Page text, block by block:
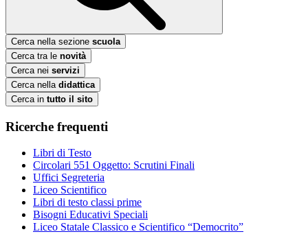
Cerca nella sezione scuola
Cerca tra le novità
Cerca nei servizi
Cerca nella didattica
Cerca in tutto il sito
Ricerche frequenti
Libri di Testo
Circolari 551 Oggetto: Scrutini Finali
Uffici Segreteria
Liceo Scientifico
Libri di testo classi prime
Bisogni Educativi Speciali
Liceo Statale Classico e Scientifico “Democrito”